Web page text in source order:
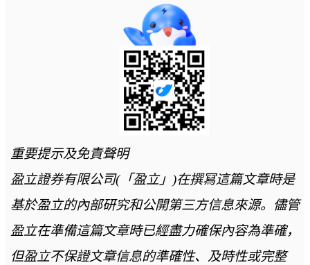
重要提示及免責聲明
盈立證券有限公司(「盈立」)在撰冩這篇文章時是
基於盈立的內部研究和公開第三方信息來源。儘管
盈立在準備這篇文章時已經盡力確保內容為準確，
但盈立不保證文章信息的準確性、及時性或完整